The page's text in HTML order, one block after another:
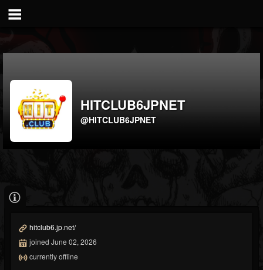
HITCLUB6JPNET
@HITCLUB6JPNET
hitclub6.jp.net/
joined June 02, 2026
currently offline